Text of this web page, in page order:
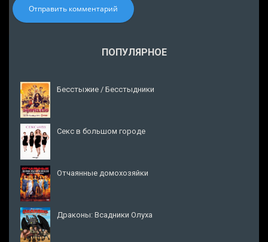
Отправить комментарий
ПОПУЛЯРНОЕ
Бесстыжие / Бесстыдники
Секс в большом городе
Отчаянные домохозяйки
Драконы: Всадники Олуха